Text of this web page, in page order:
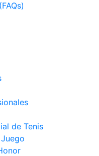
de Tenis